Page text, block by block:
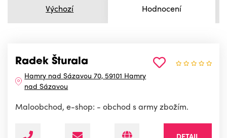
Výchozí Hodnocení
Radek Šturala
Hamry nad Sázavou 70, 59101 Hamry
nad Sázavou
Maloobchod, e-shop: - obchod s army zbožím.
DETAIL